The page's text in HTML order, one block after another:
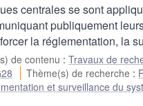
centrales se sont
publiquement
la réglementation, la
de contenu : Travaux de
Thème(s) de recherche :
et surveillance du